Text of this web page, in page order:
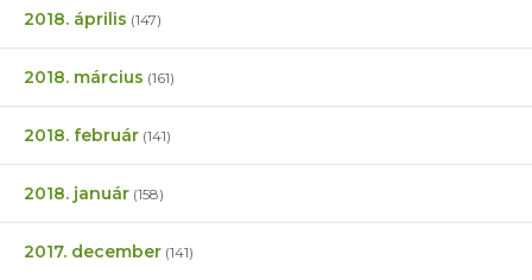
2018. április (147)
2018. március (161)
2018. február (141)
2018. január (158)
2017. december (141)